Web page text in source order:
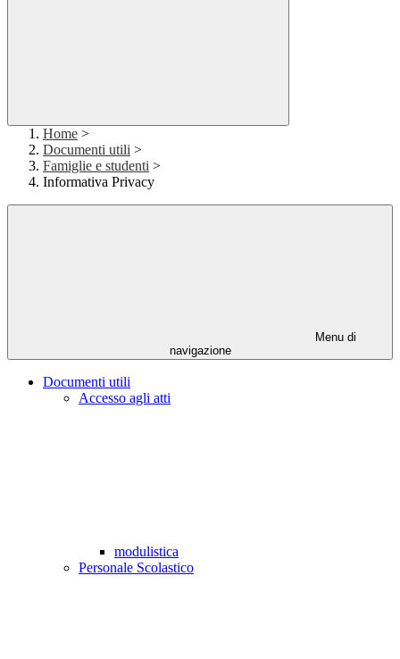
Home >
Documenti utili >
Famiglie e studenti >
Informativa Privacy
Menu di
navigazione
Documenti utili
Accesso agli atti
modulistica
Personale Scolastico